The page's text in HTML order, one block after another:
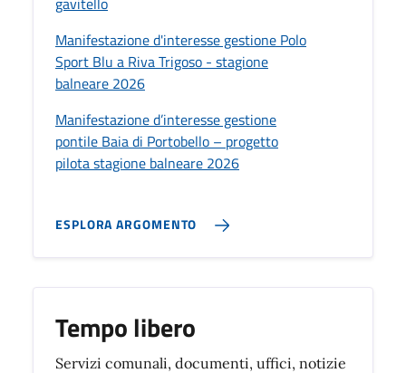
Manifestazione d'interesse gestione Polo
Sport Blu a Riva Trigoso - stagione
balneare 2026
Manifestazione d’interesse gestione
pontile Baia di Portobello – progetto
pilota stagione balneare 2026
ESPLORA ARGOMENTO
Tempo libero
Servizi comunali, documenti, uffici, notizie